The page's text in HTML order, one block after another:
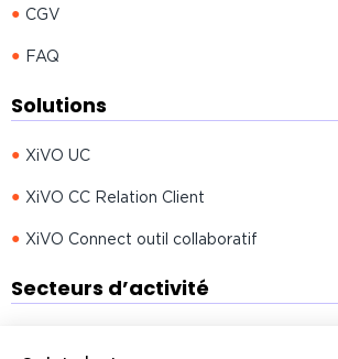
CGV
FAQ
Solutions
XiVO UC
XiVO CC Relation Client
XiVO Connect outil collaboratif
Secteurs d’activité